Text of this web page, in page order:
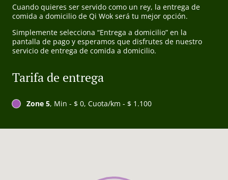
Cuando quieres ser servido como un rey, la entrega de
comida a domicilio de Qi Wok será tu mejor opción.
Simplemente selecciona “Entrega a domicilio” en la
pantalla de pago y esperamos que disfrutes de nuestro
servicio de entrega de comida a domicilio.
Tarifa de entrega
Zone 5, Min - $ 0, Cuota/km - $ 1.100